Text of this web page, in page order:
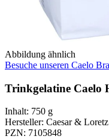
Abbildung ähnlich
Besuche unseren Caelo
Trinkgelatine Caelo
Inhalt: 750 g
Hersteller: Caesar &
PZN: 7105848